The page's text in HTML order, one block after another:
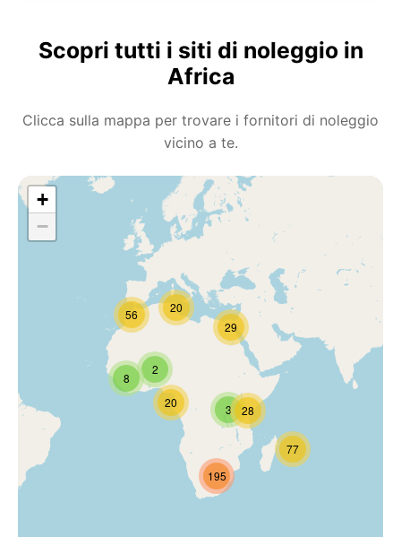
Scopri tutti i siti di noleggio in
Africa
Clicca sulla mappa per trovare i fornitori di noleggio
vicino a te.
20
3
2
56
77
8
29
28
195
20
+
−